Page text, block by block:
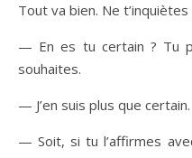
Tout va bien. Ne t’inquiètes
— En es tu certain ? Tu
souhaites.
— J’en suis plus que certain.
— Soit, si tu l’affirmes